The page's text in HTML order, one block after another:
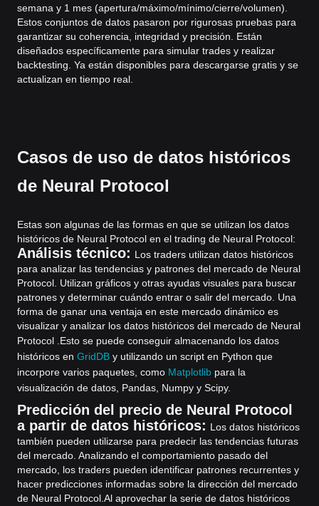
semana y 1 mes (apertura/máximo/mínimo/cierre/volumen).
Estos conjuntos de datos pasaron por rigurosas pruebas para
garantizar su coherencia, integridad y precisión. Están
diseñados específicamente para simular trades y realizar
backtesting. Ya están disponibles para descargarse gratis y se
actualizan en tiempo real.
Casos de uso de datos históricos
de Neural Protocol
Estas son algunas de las formas en que se utilizan los datos
históricos de Neural Protocol en el trading de Neural Protocol:
Análisis técnico: Los traders utilizan datos históricos
para analizar las tendencias y patrones del mercado de Neural
Protocol. Utilizan gráficos y otras ayudas visuales para buscar
patrones y determinar cuándo entrar o salir del mercado. Una
forma de ganar una ventaja en este mercado dinámico es
visualizar y analizar los datos históricos del mercado de Neural
Protocol . Esto se puede conseguir almacenando los datos
históricos en GridDB y utilizando un script en Python que
incorpore varios paquetes, como Matplotlib para la
visualización de datos, Pandas, Numpy y Scipy.
Predicción del precio de Neural Protocol
a partir de datos históricos: Los datos históricos
también pueden utilizarse para predecir las tendencias futuras
del mercado. Analizando el comportamiento pasado del
mercado, los traders pueden identificar patrones recurrentes y
hacer predicciones informadas sobre la dirección del mercado
de Neural Protocol. Al aprovechar la serie de datos históricos